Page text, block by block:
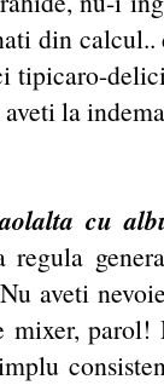
din
tipicaro-
la
cu
regula
aveti
mixer,